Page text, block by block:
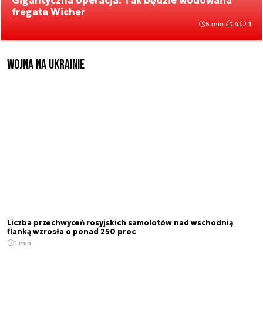
fregata Wicher
5 min. 4 1
Wojna na Ukrainie
Liczba przechwyceń rosyjskich samolotów nad wschodnią
flanką wzrosła o ponad 250 proc
1 min.